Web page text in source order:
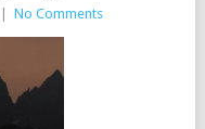
No Comments